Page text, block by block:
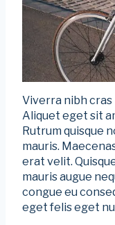
Viverra nibh cras
Aliquet eget sit
Rutrum quisque
mauris.
erat velit.
mauris augue
congue eu
eget felis eget